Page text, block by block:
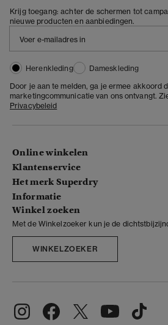
Krijg toegang: achter de schermen tot
nieuwe producten en aanbiedingen.
Herenkleding
Dameskleding
Door je aan te melden, ga je ermee akkoord
marketingcommunicatie van ons ontvangt.
Privacybeleid
Online winkelen
Klantenservice
Het merk Superdry
Informatie
Winkel zoeken
Met de Winkelzoeker kun je de
WINKELZOEKER